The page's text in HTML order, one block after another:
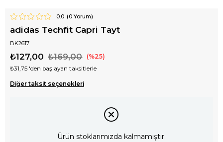
0.0 (0Yorum)
adidas Techfit Capri Tayt
BK2617
₺169,00
₺127,00 25
₺31,75 'den başlayan taksitlerle
Diğer taksit seçenekleri
Ürün stoklarımızda kalmamıştır.